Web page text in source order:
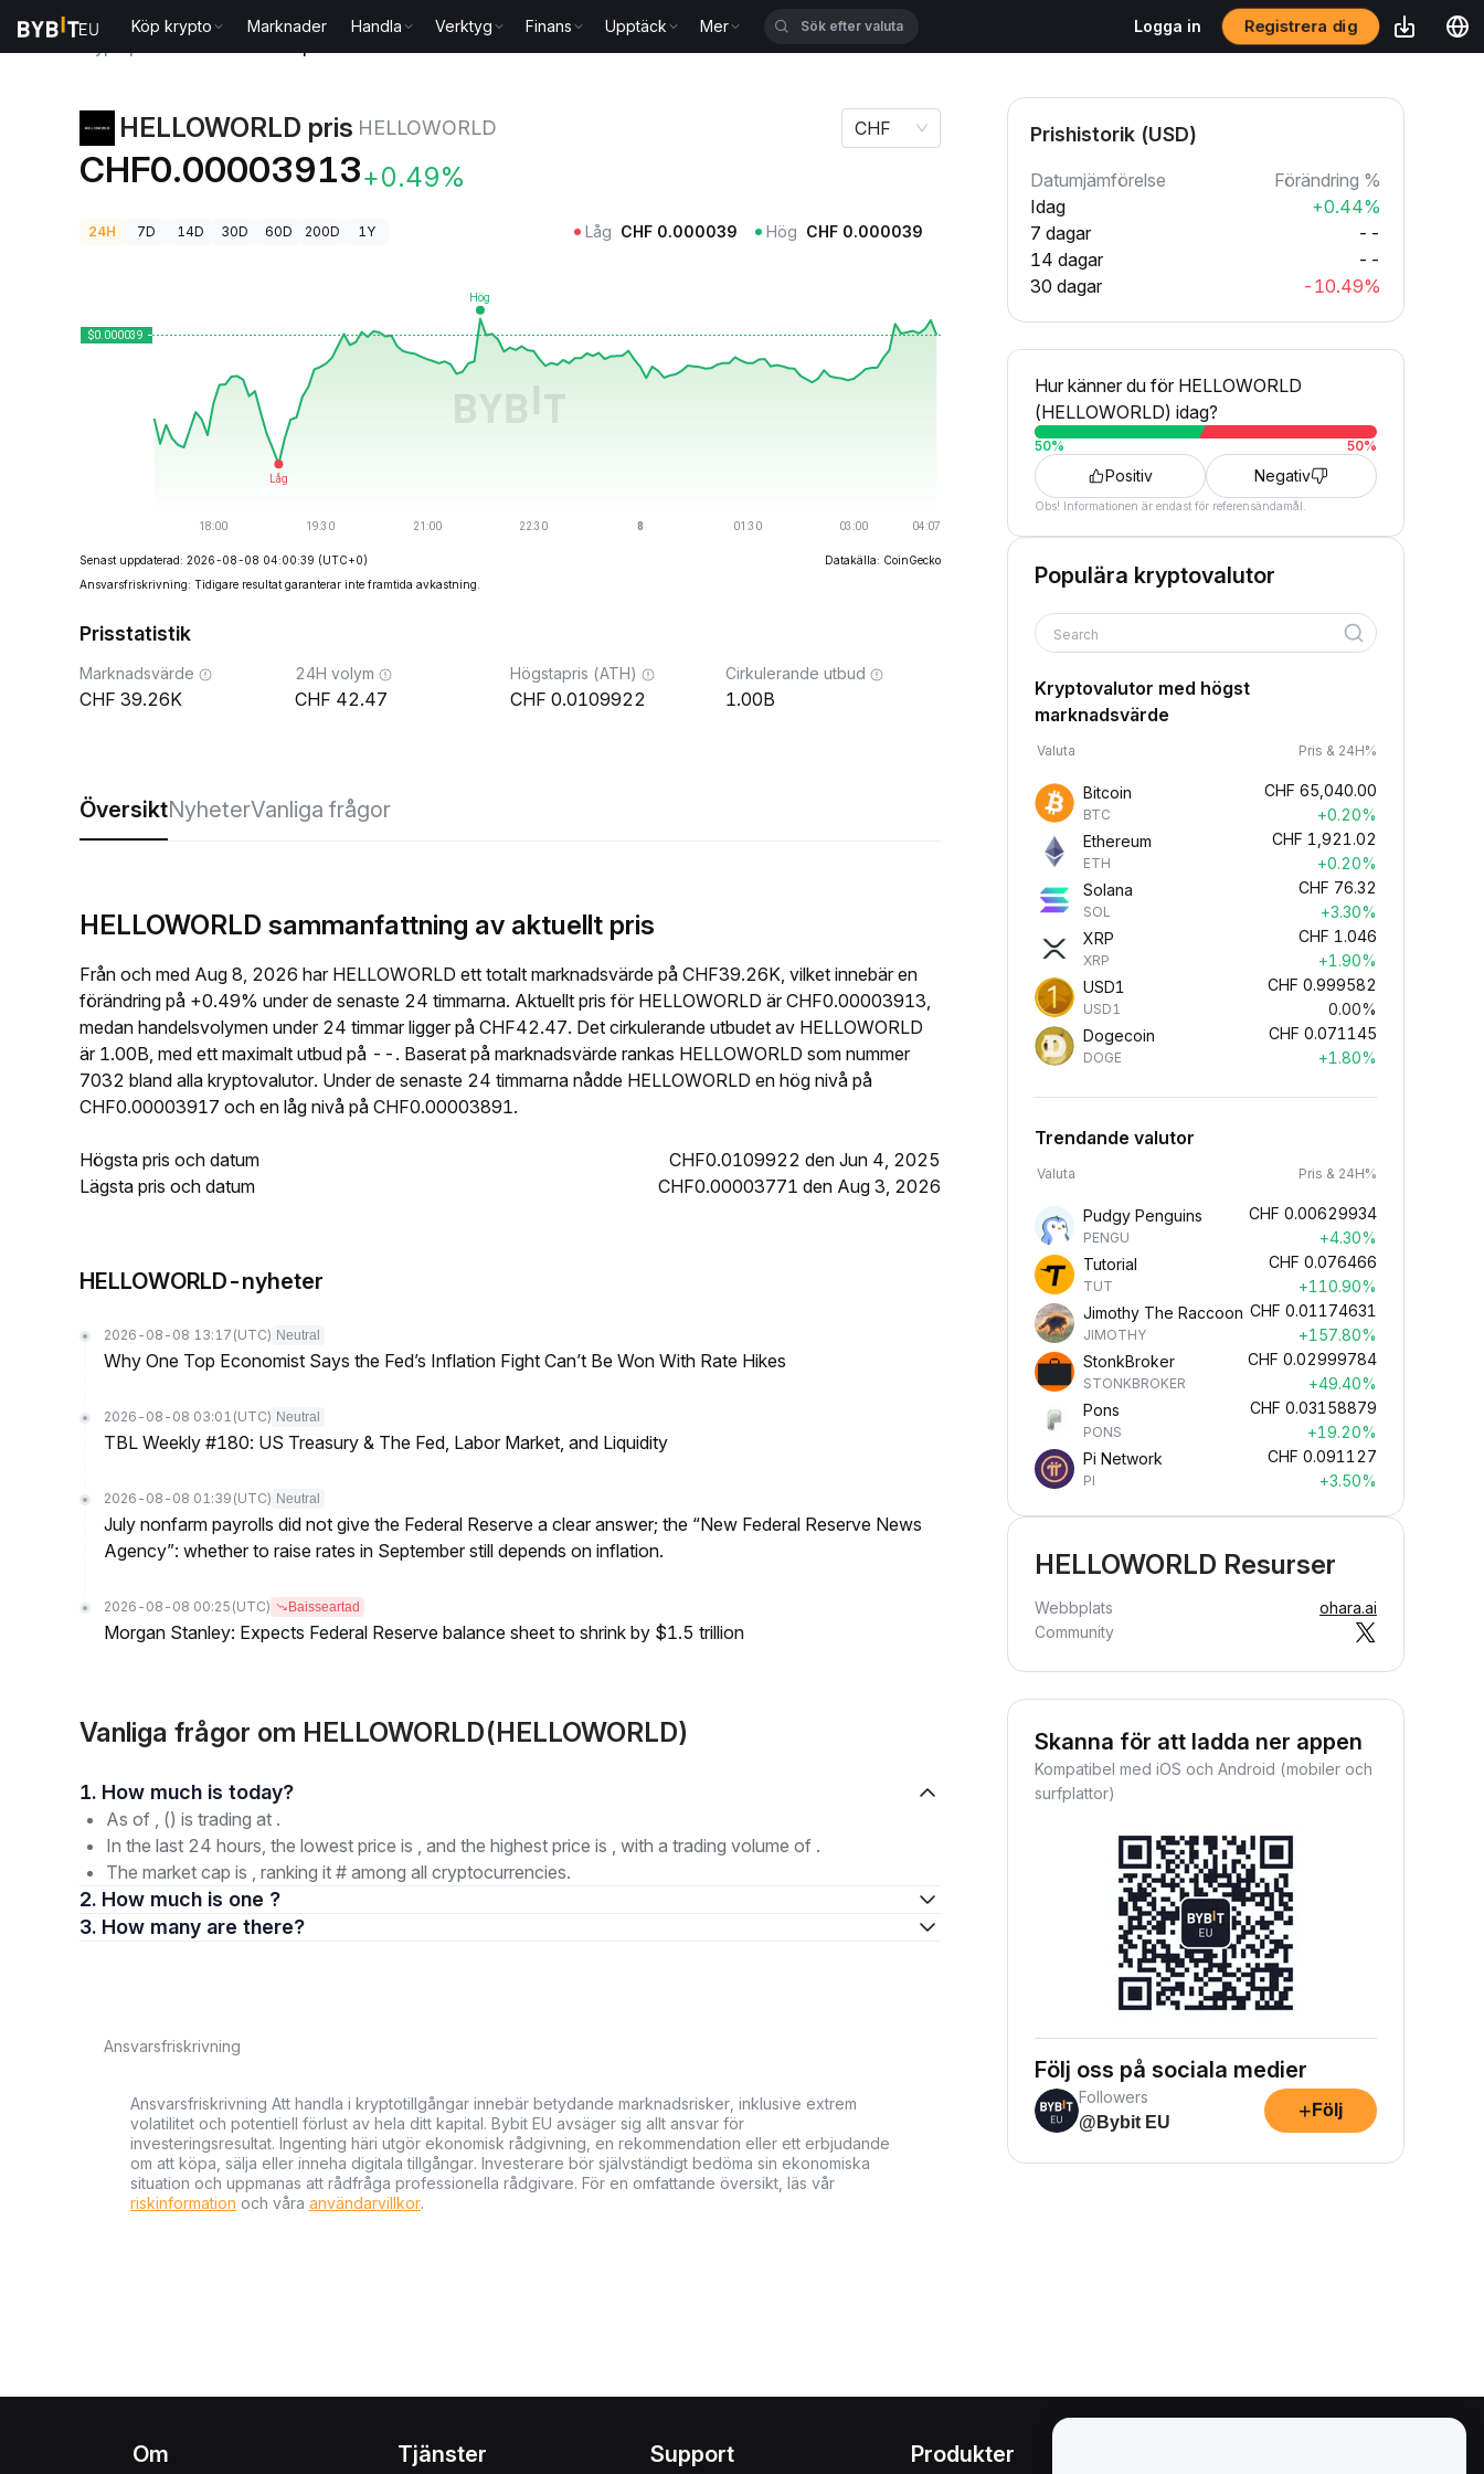
Köp krypto Marknader Handla Verktyg Finans Upptäck Mer Logga in Registrera dig
HELLOWORLD pris HELLOWORLD
CHF0.00003913+0.49%
CHF
24H 7D 14D 30D 60D 200D 1Y Låg CHF 0.000039 Hög CHF 0.000039
Senast uppdaterad: 2026-08-08 04:00:39 (UTC+0)
Datakälla: CoinGecko
Ansvarsfriskrivning: Tidigare resultat garanterar inte framtida avkastning.
Prisstatistik
Marknadsvärde
39.26K
24H volym
42.47
Högstapris (ATH)
0.0109922
Cirkulerande utbud
1.00B
ÖversiktNyheterVanliga frågor
HELLOWORLD sammanfattning av aktuellt pris
Från och med Aug 8, 2026 har HELLOWORLD ett totalt marknadsvärde på CHF39.26K, vilket innebär en
förändring på +0.49% under de senaste 24 timmarna. Aktuellt pris för HELLOWORLD är CHF0.00003913,
medan handelsvolymen under 24 timmar ligger på CHF42.47. Det cirkulerande utbudet av HELLOWORLD
är 1.00B, med ett maximalt utbud på --. Baserat på marknadsvärde rankas HELLOWORLD som nummer
7032 bland alla kryptovalutor. Under de senaste 24 timmarna nådde HELLOWORLD en hög nivå på
CHF0.00003917 och en låg nivå på CHF0.00003891.
Högsta pris och datum
CHF0.0109922 den Jun 4, 2025
Lägsta pris och datum
CHF0.00003771 den Aug 3, 2026
HELLOWORLD-nyheter
2026-08-08 13:17 (UTC) Neutral
Why One Top Economist Says the Fed’s Inflation Fight Can’t Be Won With Rate Hikes
2026-08-08 03:01 (UTC) Neutral
TBL Weekly #180: US Treasury & The Fed, Labor Market, and Liquidity
2026-08-08 01:39 (UTC) Neutral
July nonfarm payrolls did not give the Federal Reserve a clear answer; the “New Federal Reserve News
Agency”: whether to raise rates in September still depends on inflation.
2026-08-08 00:25 (UTC) Baisseartad
Morgan Stanley: Expects Federal Reserve balance sheet to shrink by $1.5 trillion
Vanliga frågor om HELLOWORLD(HELLOWORLD)
1. How much is today?
As of , () is trading at .
In the last 24 hours, the lowest price is , and the highest price is , with a trading volume of .
The market cap is , ranking it # among all cryptocurrencies.
2. How much is one ?
3. How many are there?
Ansvarsfriskrivning
Ansvarsfriskrivning Att handla i kryptotillgångar innebär betydande marknadsrisker, inklusive extrem
volatilitet och potentiell förlust av hela ditt kapital. Bybit EU avsäger sig allt ansvar för
investeringsresultat. Ingenting häri utgör ekonomisk rådgivning, en rekommendation eller ett erbjudande
om att köpa, sälja eller inneha digitala tillgångar. Investerare bör självständigt bedöma sin ekonomiska
situation och uppmanas att rådfråga professionella rådgivare. För en omfattande översikt, läs vår
riskinformation och våra användarvillkor.
Prishistorik (USD)
Datumjämförelse
Förändring %
Idag
+0.44%
7 dagar
--
14 dagar
--
30 dagar
-10.49%
Hur känner du för HELLOWORLD
(HELLOWORLD) idag?
50% 50%
Positiv Negativ
Obs! Informationen är endast för referensändamål.
Populära kryptovalutor
Search
Kryptovalutor med högst
marknadsvärde
Valuta Pris & 24H%
Bitcoin
BTC
CHF 65,040.00
+0.20%
Ethereum
ETH
CHF 1,921.02
+0.20%
Solana
SOL
CHF 76.32
+3.30%
XRP
XRP
CHF 1.046
+1.90%
USD1
USD1
CHF 0.999582
0.00%
Dogecoin
DOGE
CHF 0.071145
+1.80%
Trendande valutor
Valuta Pris & 24H%
Pudgy Penguins
PENGU
CHF 0.00629934
+4.30%
Tutorial
TUT
CHF 0.076466
+110.90%
Jimothy The Raccoon
JIMOTHY
CHF 0.01174631
+157.80%
StonkBroker
STONKBROKER
CHF 0.02999784
+49.40%
Pons
PONS
CHF 0.03158879
+19.20%
Pi Network
PI
CHF 0.091127
+3.50%
HELLOWORLD Resurser
Webbplats
ohara.ai
Community
Skanna för att ladda ner appen
Kompatibel med iOS och Android (mobiler och
surfplattor)
Följ oss på sociala medier
Followers
@Bybit EU
+ Följ
Om Tjänster Support Produkter